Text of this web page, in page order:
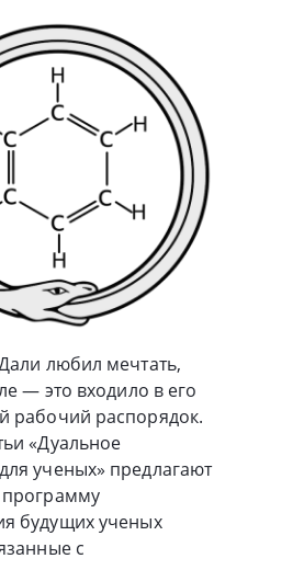
любил мечтать,
— это входило в его
рабочий распорядок.
«Дуальное
ученых» предлагают
будущих ученых
с